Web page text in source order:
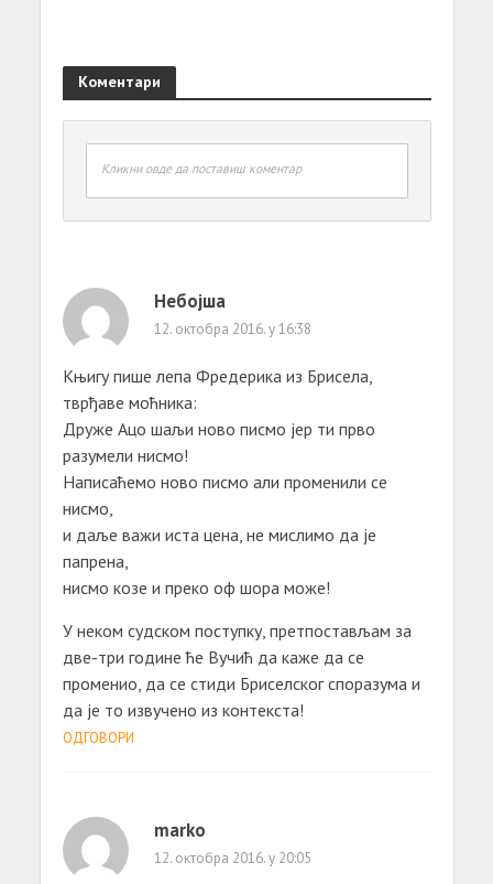
Коментари
Кликни овде да поставиш коментар
Небојша
12. октобра 2016. у 16:38
Kњигу пише лепа Фредерика из Брисела,
тврђаве моћника:
Друже Ацо шаљи ново писмо јер ти прво
разумели нисмо!
Написаћемо ново писмо али променили се
нисмо,
и даље важи иста цена, не мислимо да је
папрена,
нисмо козе и преко оф шора може!
У неком судском поступку, претпостављам за
две-три године ће Вучић да каже да се
променио, да се стиди Бриселског споразума и
да је то извучено из контекста!
ОДГОВОРИ
marko
12. октобра 2016. у 20:05